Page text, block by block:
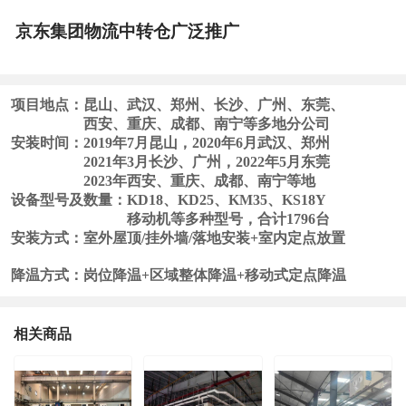
京东集团物流中转仓广泛推广
项目地点： 昆山、 武汉、 郑州、 长沙、广州、东莞、
西安、重庆、成都、南宁等多地分公司
安装时间：2019年7月昆山，2020年6月武汉、郑州
2021年3月长沙、广州，2022年5月东莞
2023年西安、重庆、成都、南宁等地
设备型号及数量：KD18、KD25、KM35、 KS18Y
移动机等多种型号， 合计1796台
安装方式：室外屋顶/挂外墙/落地安装+室内定点放置
降温方式：岗位降温+区域整体降温+移动式定点降温
相关商品